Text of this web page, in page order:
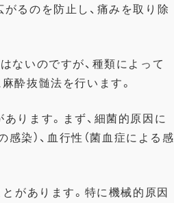
るのを防止し、 痛みを取り除
ないのですが、 種類によって
酔抜髄法を行います。
ります。まず、細菌的原因に
染）、血行性（菌血症による感
があります。特に機械的原因